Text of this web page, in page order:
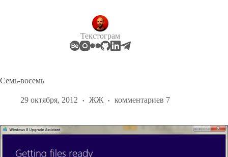
Текстограм
Семь-восемь
29 октября, 2012 ЖЖ комментариев 7